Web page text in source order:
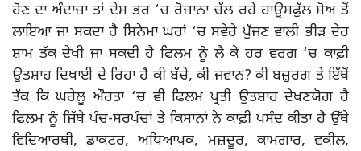
ਹੋਣ ਦਾ ਅੰਦਾਜ਼ਾ ਤਾਂ ਦੇਸ਼ ਭਰ ‘ਚ ਰੋਜ਼ਾਨਾ ਚੱਲ ਰਹੇ ਹਾਊਸਫੁੱਲ ਸ਼ੋਅ ਤੋਂ
ਲਾਇਆ ਜਾ ਸਕਦਾ ਹੈ ਸਿਨੇਮਾ ਘਰਾਂ ‘ਚ ਸਵੇਰੇ ਪੁੱਜਣ ਵਾਲੀ ਭੀੜ ਦੇਰ
ਸ਼ਾਮ ਤੱਕ ਦੇਖੀ ਜਾ ਸਕਦੀ ਹੈ ਫਿਲਮ ਨੂੰ ਲੈ ਕੇ ਹਰ ਵਰਗ ‘ਚ ਕਾਫ਼ੀ
ਉਤਸ਼ਾਹ ਦਿਖਾਈ ਦੇ ਰਿਹਾ ਹੈ ਕੀ ਬੱਚੇ, ਕੀ ਜਵਾਨ? ਕੀ ਬਜ਼ੁਰਗ ਤੇ ਇੱਥੋਂ
ਤੱਕ ਕਿ ਘਰੇਲੂ ਔਰਤਾਂ ‘ਚ ਵੀ ਫਿਲਮ ਪ੍ਰਤੀ ਉਤਸ਼ਾਹ ਦੇਖਣਯੋਗ ਹੈ
ਫਿਲਮ ਨੂੰ ਜਿੱਥੇ ਪੰਚ-ਸਰਪੰਚਾਂ ਤੇ ਕਿਸਾਨਾਂ ਨੇ ਕਾਫ਼ੀ ਪਸੰਦ ਕੀਤਾ ਹੈ ਉੱਥੇ
ਵਿਦਿਆਰਥੀ, ਡਾਕਟਰ, ਅਧਿਆਪਕ, ਮਜ਼ਦੂਰ, ਕਾਮਗਾਰ, ਵਕੀਲ,